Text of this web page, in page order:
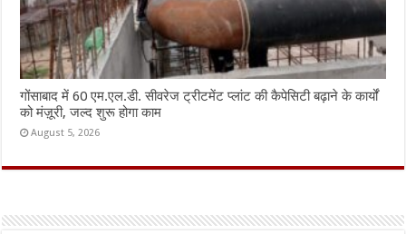
गोंसाबाद में 60 एम.एल.डी. सीवरेज ट्रीटमेंट प्लांट की कैपेसिटी बढ़ाने के कार्यों
को मंज़ूरी, जल्द शुरू होगा काम
August 5, 2026